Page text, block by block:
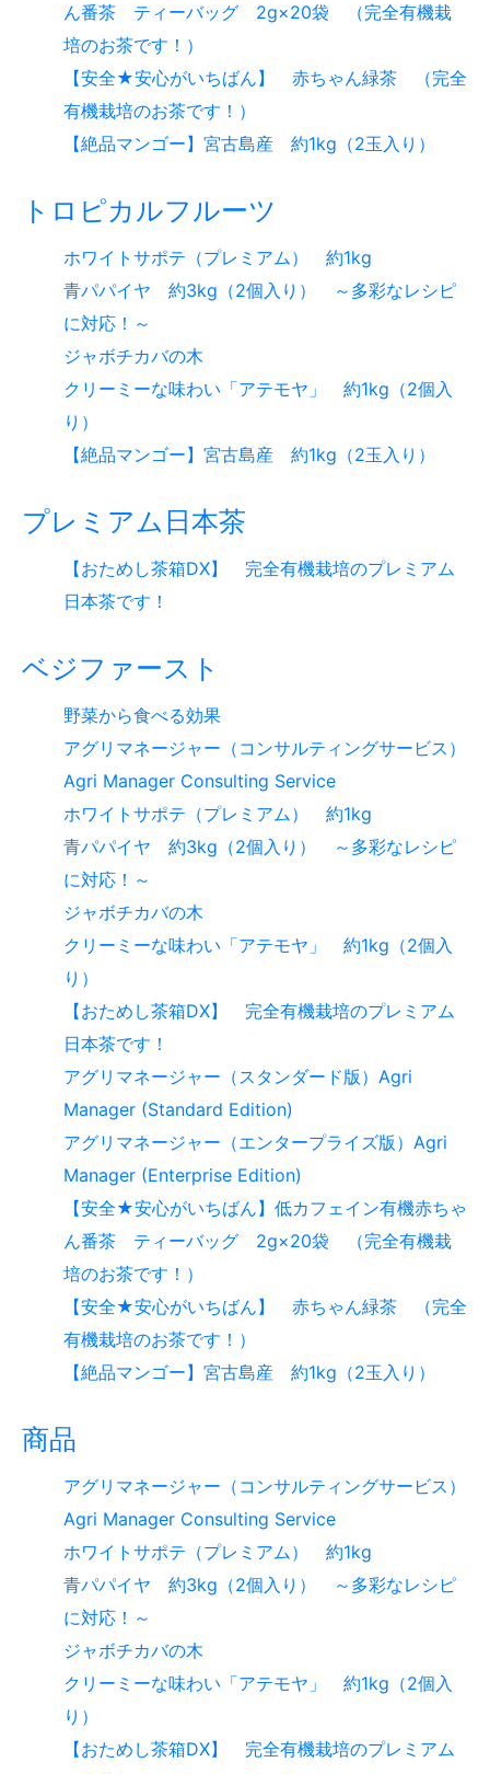
ん番茶 ティーバッグ 2g×20袋 （完全有機栽
培のお茶です！）
【安全★安心がいちばん】 赤ちゃん緑茶 （完全
有機栽培のお茶です！）
【絶品マンゴー】宮古島産 約1kg（2玉入り）
トロピカルフルーツ
ホワイトサポテ（プレミアム） 約1kg
青パパイヤ 約3kg（2個入り） ～多彩なレシピ
に対応！～
ジャボチカバの木
クリーミーな味わい「アテモヤ」 約1kg（2個入
り）
【絶品マンゴー】宮古島産 約1kg（2玉入り）
プレミアム日本茶
【おためし茶箱DX】 完全有機栽培のプレミアム
日本茶です！
ベジファースト
野菜から食べる効果
アグリマネージャー（コンサルティングサービス）
Agri Manager Consulting Service
ホワイトサポテ（プレミアム） 約1kg
青パパイヤ 約3kg（2個入り） ～多彩なレシピ
に対応！～
ジャボチカバの木
クリーミーな味わい「アテモヤ」 約1kg（2個入
り）
【おためし茶箱DX】 完全有機栽培のプレミアム
日本茶です！
アグリマネージャー（スタンダード版）Agri
Manager (Standard Edition)
アグリマネージャー（エンタープライズ版）Agri
Manager (Enterprise Edition)
【安全★安心がいちばん】低カフェイン有機赤ちゃ
ん番茶 ティーバッグ 2g×20袋 （完全有機栽
培のお茶です！）
【安全★安心がいちばん】 赤ちゃん緑茶 （完全
有機栽培のお茶です！）
【絶品マンゴー】宮古島産 約1kg（2玉入り）
商品
アグリマネージャー（コンサルティングサービス）
Agri Manager Consulting Service
ホワイトサポテ（プレミアム） 約1kg
青パパイヤ 約3kg（2個入り） ～多彩なレシピ
に対応！～
ジャボチカバの木
クリーミーな味わい「アテモヤ」 約1kg（2個入
り）
【おためし茶箱DX】 完全有機栽培のプレミアム